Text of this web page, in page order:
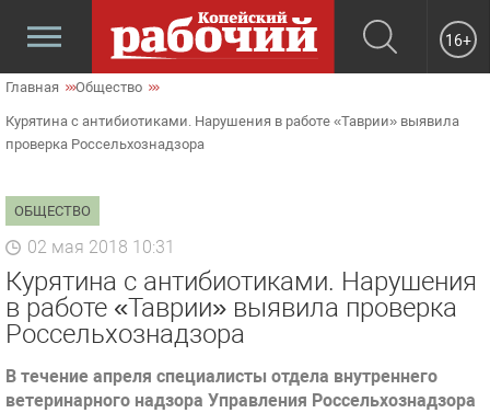
16+
Главная Общество
Курятина с антибиотиками. Нарушения в работе «Таврии» выявила
проверка Россельхознадзора
ОБЩЕСТВО
02 мая 2018 10:31
Курятина с антибиотиками. Нарушения
в работе «Таврии» выявила проверка
Россельхознадзора
В течение апреля специалисты отдела внутреннего
ветеринарного надзора Управления Россельхознадзора